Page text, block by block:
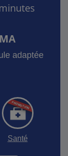
adaptée
Santé